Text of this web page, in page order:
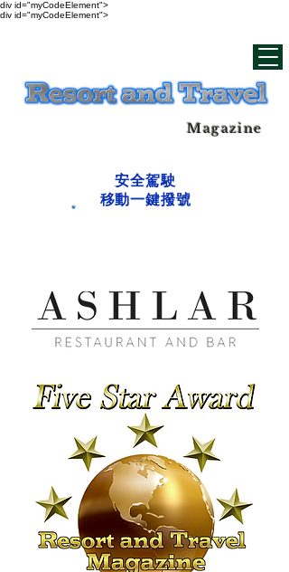
div id="myCodeElement">
div id="myCodeElement">
Magazine
安全駕駛
移動一鍵撥號